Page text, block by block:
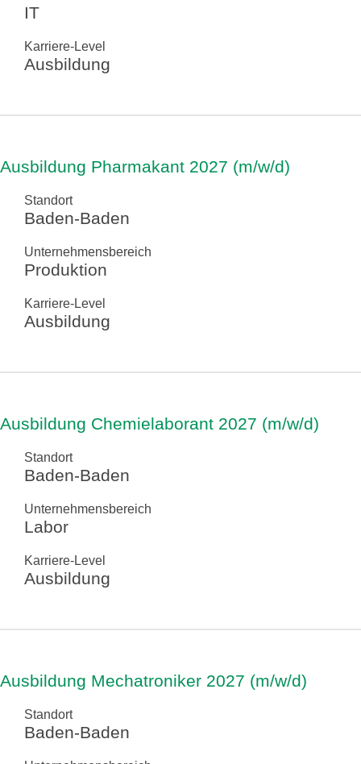
IT
Karriere-Level
Ausbildung
Ausbildung Pharmakant 2027 (m/w/d)
Standort
Baden-Baden
Unternehmensbereich
Produktion
Karriere-Level
Ausbildung
Ausbildung Chemielaborant 2027 (m/w/d)
Standort
Baden-Baden
Unternehmensbereich
Labor
Karriere-Level
Ausbildung
Ausbildung Mechatroniker 2027 (m/w/d)
Standort
Baden-Baden